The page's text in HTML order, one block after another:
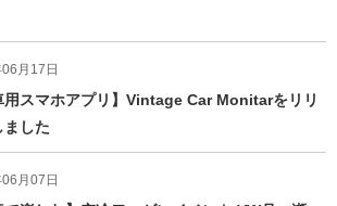
月17日
用スマホアプリ】Vintage Car Monitarをリリ
ました
月07日